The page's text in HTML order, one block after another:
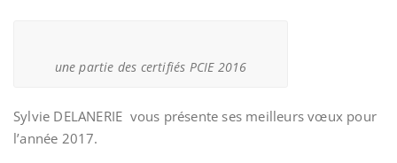
une partie des certifiés PCIE 2016
Sylvie DELANERIE vous présente ses meilleurs vœux pour
l’année 2017.